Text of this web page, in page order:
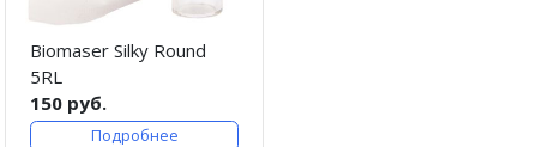
Biomaser Silky Round
5RL
150 руб.
Подробнее